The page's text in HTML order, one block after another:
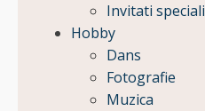
Invitati speciali
Hobby
Dans
Fotografie
Muzica